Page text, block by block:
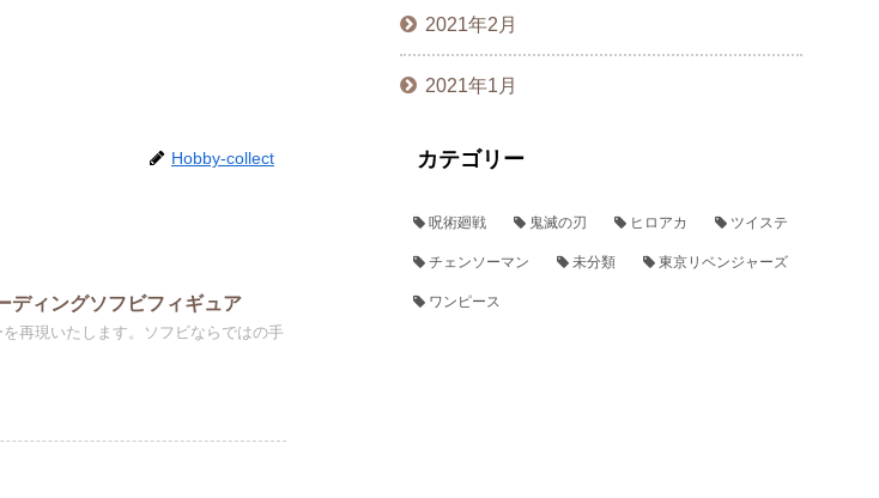
Hobby-collect
ディングソフビフィギュア
再現いたします。ソフビならではの手
2021年2月
2021年1月
カテゴリー
呪術廻戦 鬼滅の刃 ヒロアカ ツイステ
チェンソーマン 未分類 東京リベンジャーズ
ワンピース